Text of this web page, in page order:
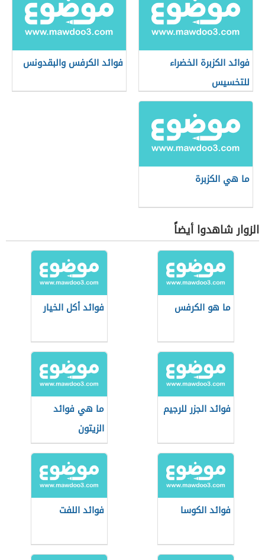
فوائد الكزبرة الخضراء
للتخسيس
فوائد الكرفس والبقدونس
ما هي الكزبرة
الزوار شاهدوا أيضاً
ما هو الكرفس فوائد أكل الخيار
فوائد الجزر للرجيم
ما هي فوائد
الزيتون
فوائد الكوسا فوائد اللفت